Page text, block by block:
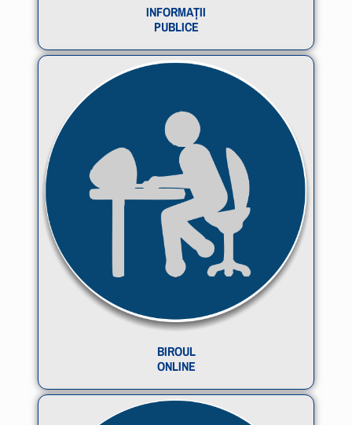
INFORMAȚII
PUBLICE
BIROUL
ONLINE